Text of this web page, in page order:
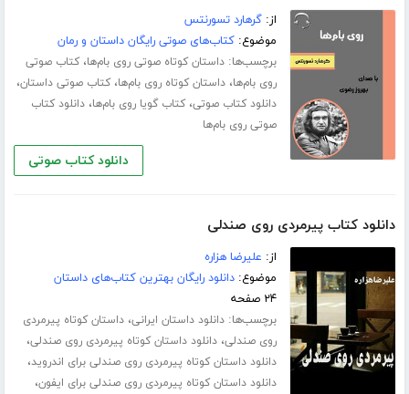
از:گرهارد تسورنتس
موضوع:کتاب‌های صوتی رایگان داستان و رمان
برچسب‌ها:داستان کوتاه صوتی روی بام‌ها،کتاب صوتی
روی بام‌ها،داستان کوتاه روی بام‌ها،کتاب صوتی داستان،
دانلود کتاب صوتی،کتاب گویا روی بام‌ها،دانلود کتاب
صوتی روی بام‌ها
دانلود کتاب صوتی
دانلود کتاب پیرمردی روی صندلی
از: علیرضا هزاره
موضوع:دانلود رایگان بهترین کتاب‌های داستان
۲۴ صفحه
برچسب‌ها:دانلود داستان ایرانی،داستان کوتاه پیرمردی
روی صندلی،دانلود داستان کوتاه پیرمردی روی صندلی،
دانلود داستان کوتاه پیرمردی روی صندلی برای اندروید،
دانلود داستان کوتاه پیرمردی روی صندلی برای ایفون،